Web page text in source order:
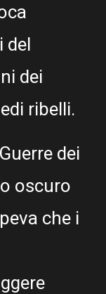
del
dei
ribelli.
dei
oscuro
che i